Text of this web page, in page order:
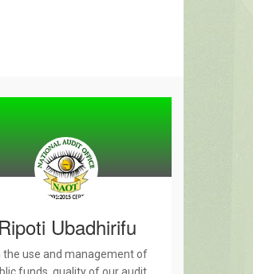
Ripoti Ubadhirifu
the use and management of